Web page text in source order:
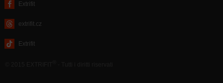
Extrifit
extrifit.cz
Extrifit